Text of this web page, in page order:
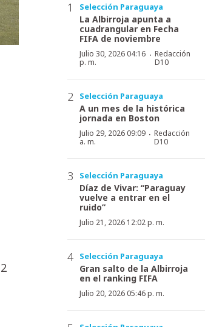
Selección Paraguaya
La Albirroja apunta a
cuadrangular en Fecha
FIFA de noviembre
Julio 30, 2026 04:16
p. m.
· Redacción
D10
Selección Paraguaya
A un mes de la histórica
jornada en Boston
Julio 29, 2026 09:09
a. m.
·Redacción
D10
Selección Paraguaya
Díaz de Vivar: “Paraguay
vuelve a entrar en el
ruido”
Julio 21, 2026 12:02 p. m.
Selección Paraguaya
Gran salto de la Albirroja
en el ranking FIFA
Julio 20, 2026 05:46 p. m.